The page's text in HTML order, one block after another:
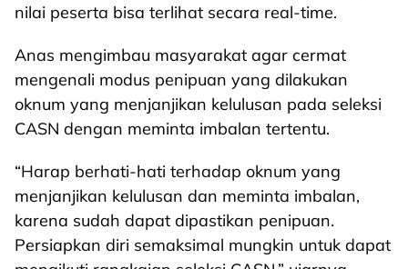
nilai peserta bisa terlihat secara real-time.
Anas mengimbau masyarakat agar cermat
mengenali modus penipuan yang dilakukan
oknum yang menjanjikan kelulusan pada seleksi
CASN dengan meminta imbalan tertentu.
“Harap berhati-hati terhadap oknum yang
menjanjikan kelulusan dan meminta imbalan,
karena sudah dapat dipastikan penipuan.
Persiapkan diri semaksimal mungkin untuk dapat